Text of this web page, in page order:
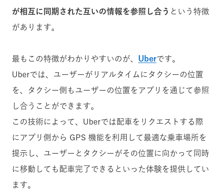
が相互に同期された互いの情報を参照し合う という特徴
があります。
最もこの特徴がわかりやすいのが、 Uberです。
Uberでは、ユーザーがリアルタイムにタクシーの位置
を、タクシー側もユーザーの位置をアプリを通じて参照
し合うことができます。
この技術によって、Uberでは配車をリクエストする際
にアプリ側から GPS 機能を利用して最適な乗車場所を
提示し、ユーザーとタクシーがその位置に向かって同時
に移動しても配車完了できるといった体験を提供してい
ます。